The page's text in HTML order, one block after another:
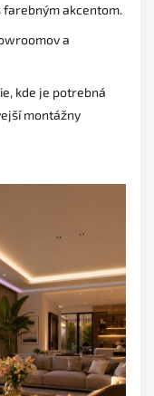
farebným akcentom.
a
kde je potrebná
montážny